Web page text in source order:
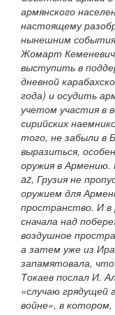
армянского
настоящему
нынешним
Жомарт
выступить в
дневной
года) и осудить
учетом участия в
сирийских
того, не забыли в
выразиться,
оружия в Армению.
az, Грузия не
оружием для
пространство. И
сначала над
воздушное
а затем уже из
запамятовала,
Токаев послал И.
«случаю грядущей
войне», в